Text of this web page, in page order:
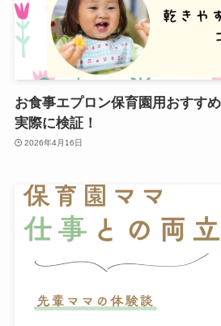
お食事エプロン保育園用おすす
実際に検証！
2026年4月16日